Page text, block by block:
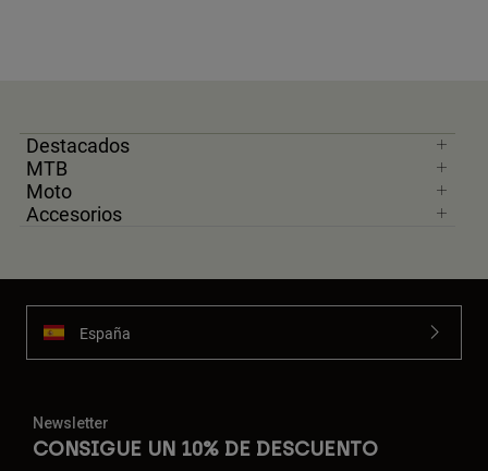
Destacados
MTB
Moto
Accesorios
España
Newsletter
CONSIGUE UN 10% DE DESCUENTO